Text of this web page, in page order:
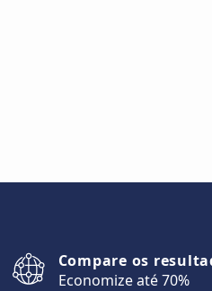
Compare os
Economize até 70%